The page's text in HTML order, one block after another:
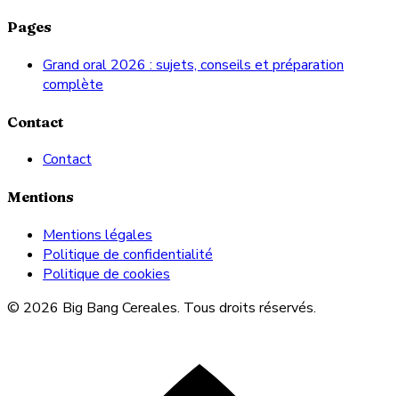
Pages
Grand oral 2026 : sujets, conseils et préparation
complète
Contact
Contact
Mentions
Mentions légales
Politique de confidentialité
Politique de cookies
© 2026 Big Bang Cereales. Tous droits réservés.